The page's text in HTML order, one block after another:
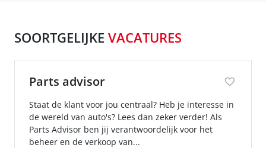
SOORTGELIJKE VACATURES
Parts advisor
Staat de klant voor jou centraal? Heb je interesse in
de wereld van auto's? Lees dan zeker verder! Als
Parts Advisor ben jij verantwoordelijk voor het
beheer en de verkoop van...